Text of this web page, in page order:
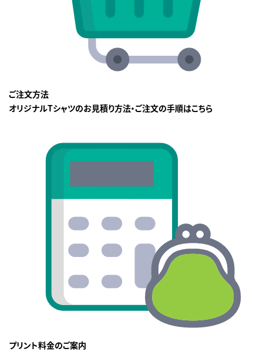
ご注文方法
オリジナルTシャツのお見積り方法・ご注文の手順はこちら
プリント料金のご案内